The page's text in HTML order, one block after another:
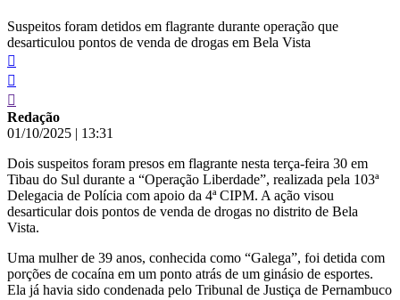
Suspeitos foram detidos em flagrante durante operação que
desarticulou pontos de venda de drogas em Bela Vista
Redação
01/10/2025 | 13:31
Dois suspeitos foram presos em flagrante nesta terça-feira 30 em
Tibau do Sul durante a “Operação Liberdade”, realizada pela 103ª
Delegacia de Polícia com apoio da 4ª CIPM. A ação visou
desarticular dois pontos de venda de drogas no distrito de Bela
Vista.
Uma mulher de 39 anos, conhecida como “Galega”, foi detida com
porções de cocaína em um ponto atrás de um ginásio de esportes.
Ela já havia sido condenada pelo Tribunal de Justiça de Pernambuco